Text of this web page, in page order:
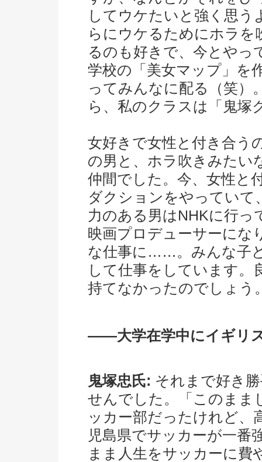
してウケたいと強く思
らにウケるためにホラを
るのも好きで、今とやっ
学校の「美女マップ」を
ってみんなに配る（笑）
ら、私のクラスは「鬼塚
女好きで女性と付き合う
の男と、ホラ吹きみたい
仲間でした。今、女性と
ダクションをやっていて
力のある男はNHKに行っ
映画プロデューサーにな
な仕事に……。みんな子
して仕事をしています。
持てなかったのでしょう
――大学在学中にイギリ
鬼塚忠氏: それまで好き
せんでした。「このまま
ッカー部だったけれど、
児島県でサッカーが一番
まま人生をサッカーに